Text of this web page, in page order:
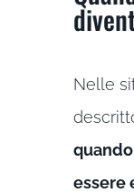
Nelle
essere